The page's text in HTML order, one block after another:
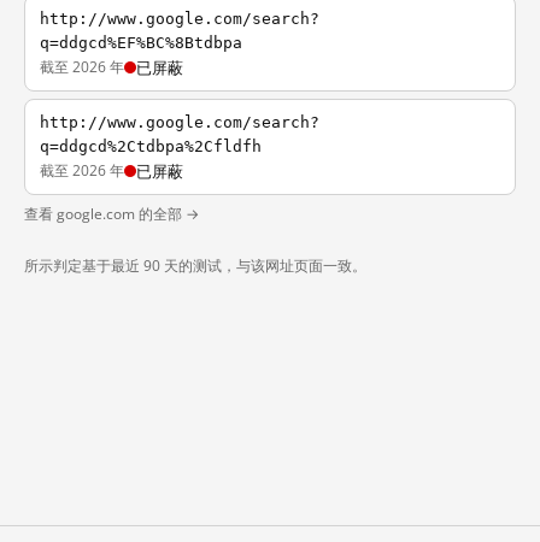
http://www.google.com/search?
q=ddgcd%EF%BC%8Btdbpa
截至 2026 年 已屏蔽
http://www.google.com/search?
q=ddgcd%2Ctdbpa%2Cfldfh
截至 2026 年 已屏蔽
查看 google.com 的全部 →
所示判定基于最近 90 天的测试，与该网址页面一致。